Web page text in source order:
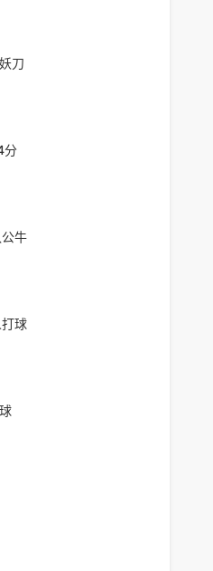
刀
分
牛
球